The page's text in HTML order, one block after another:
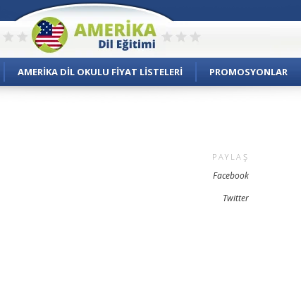
AMERIKA DIL OKULU FIYAT LISTELERI PROMOSYONLAR
PAYLAŞ
Facebook
Twitter